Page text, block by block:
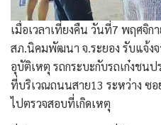
เมื่อเวลาเที่ยงคืน วันที่7 พฤศจิก
สภ.นิคมพัฒนา จ.ระยอง รับแจ้งจ
อุบัติเหตุ รถกระบะกับรถเก๋งชน
ที่บริเวณถนนสาย13 ระหว่าง ซ
ไปตรวจสอบที่เกิดเหตุ